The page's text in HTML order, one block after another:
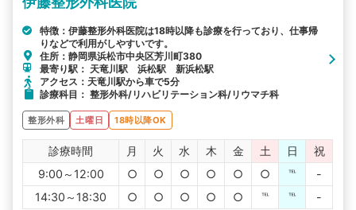
特徴：伊藤整形外科医院は18時以降も診療を行っており、仕事帰
りなどで利用がしやすいです。
住所：静岡県浜松市中央区芳川町380
最寄り駅： 天竜川駅 浜松駅 新浜松駅
アクセス：天竜川駅から車で5分
診療科目： 整形外科/リハビリテーション科/リウマチ科
整形外科 土曜日 18時以降OK
診療時間 月 火 水 木 金 土 日
祝
9:00～12:00
○ ○ ○ ○ ○ ○ ℡
-
14:30～18:30
○ ○ ○ ○ ○ ℡ ℡ -